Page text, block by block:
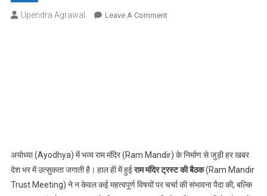
Upendra Agrawal Leave A CommentOn
भावुक,
कहा
‘रामजी
देंगे
अयोध्या (Ayodhya) में भव्य राम मंदिर (Ram Mandir) के निर्माण से जुड़ी हर खबर
देश भर में उत्सुकता जगाती है। हाल ही में हुईराम मंदिर ट्रस्ट की बैठक(Ram Mandir
Trust Meeting) ने न केवल कई महत्वपूर्ण विषयों पर चर्चा की संभावना पैदा की, बल्कि